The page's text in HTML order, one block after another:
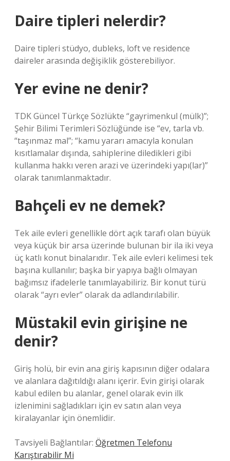
Daire tipleri nelerdir?
Daire tipleri stüdyo, dubleks, loft ve residence
daireler arasında değişiklik gösterebiliyor.
Yer evine ne denir?
TDK Güncel Türkçe Sözlükte “gayrimenkul (mülk)”;
Şehir Bilimi Terimleri Sözlüğünde ise “ev, tarla vb.
“taşınmaz mal”; “kamu yararı amacıyla konulan
kısıtlamalar dışında, sahiplerine diledikleri gibi
kullanma hakkı veren arazi ve üzerindeki yapı(lar)”
olarak tanımlanmaktadır.
Bahçeli ev ne demek?
Tek aile evleri genellikle dört açık tarafı olan büyük
veya küçük bir arsa üzerinde bulunan bir ila iki veya
üç katlı konut binalarıdır. Tek aile evleri kelimesi tek
başına kullanılır; başka bir yapıya bağlı olmayan
bağımsız ifadelerle tanımlayabiliriz. Bir konut türü
olarak “ayrı evler” olarak da adlandırılabilir.
Müstakil evin girişine ne
denir?
Giriş holü, bir evin ana giriş kapısının diğer odalara
ve alanlara dağıtıldığı alanı içerir. Evin girişi olarak
kabul edilen bu alanlar, genel olarak evin ilk
izlenimini sağladıkları için ev satın alan veya
kiralayanlar için önemlidir.
Tavsiyeli Bağlantılar: Öğretmen Telefonu
Karıştırabilir Mi